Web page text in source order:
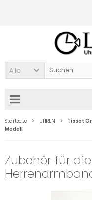
Alle
Startseite UHREN
Tissot
Modell
Zubehör für